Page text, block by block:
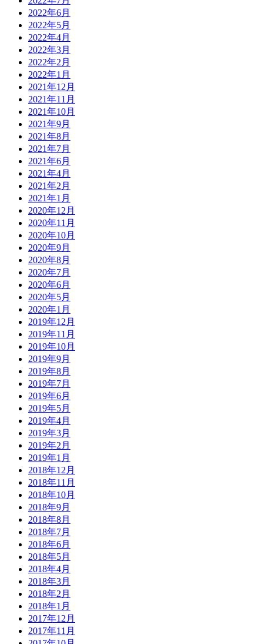
2022年6月
2022年5月
2022年4月
2022年3月
2022年2月
2022年1月
2021年12月
2021年11月
2021年10月
2021年9月
2021年8月
2021年7月
2021年6月
2021年4月
2021年2月
2021年1月
2020年12月
2020年11月
2020年10月
2020年9月
2020年8月
2020年7月
2020年6月
2020年5月
2020年1月
2019年12月
2019年11月
2019年10月
2019年9月
2019年8月
2019年7月
2019年6月
2019年5月
2019年4月
2019年3月
2019年2月
2019年1月
2018年12月
2018年11月
2018年10月
2018年9月
2018年8月
2018年7月
2018年6月
2018年5月
2018年4月
2018年3月
2018年2月
2018年1月
2017年12月
2017年11月